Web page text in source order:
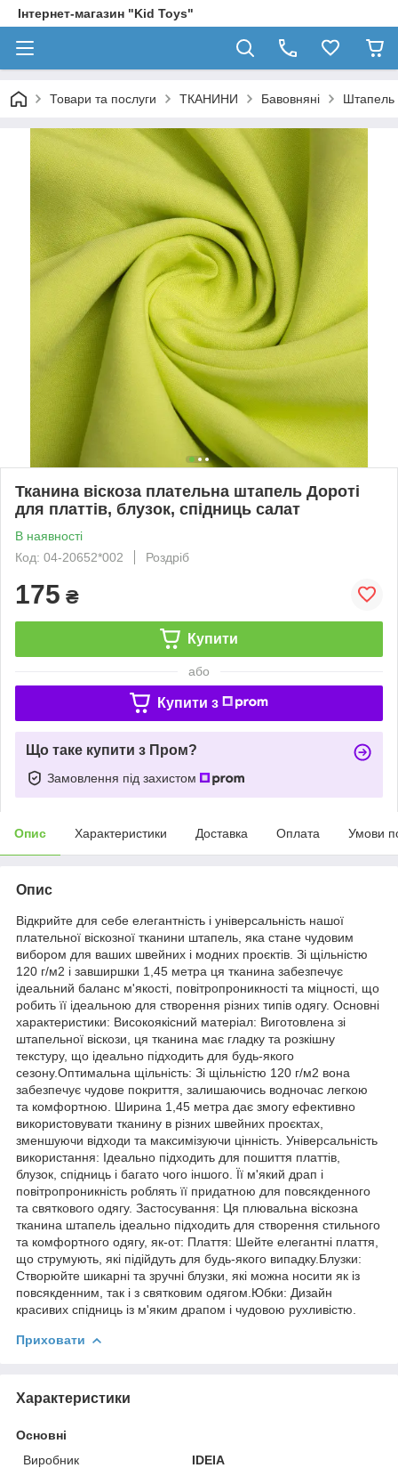
Інтернет-магазин "Kid Toys"
Товари та послуги ТКАНИНИ Бавовняні Штапель
Тканина віскоза плательна штапель Дороті
для платтів, блузок, спідниць салат
В наявності
Код: 04-20652*002
Роздріб
175 ₴
Купити
або
Купити з
Що таке купити з Пром?
Замовлення під захистом
Опис Характеристики Доставка Оплата Умови
Опис
Відкрийте для себе елегантність і універсальність нашої
плательної віскозної тканини штапель, яка стане чудовим
вибором для ваших швейних і модних проєктів. Зі щільністю
120 г/м2 і завширшки 1,45 метра ця тканина забезпечує
ідеальний баланс м'якості, повітропроникності та міцності, що
робить її ідеальною для створення різних типів одягу. Основні
характеристики: Високоякісний матеріал: Виготовлена зі
штапельної віскози, ця тканина має гладку та розкішну
текстуру, що ідеально підходить для будь-якого
сезону.Оптимальна щільність: Зі щільністю 120 г/м2 вона
забезпечує чудове покриття, залишаючись водночас легкою
та комфортною. Ширина 1,45 метра дає змогу ефективно
використовувати тканину в різних швейних проєктах,
зменшуючи відходи та максимізуючи цінність. Універсальність
використання: Ідеально підходить для пошиття платтів,
блузок, спідниць і багато чого іншого. Її м'який драп і
повітропроникність роблять її придатною для повсякденного
та святкового одягу. Застосування: Ця плювальна віскозна
тканина штапель ідеально підходить для створення стильного
та комфортного одягу, як-от: Плаття: Шейте елегантні плаття,
що струмують, які підійдуть для будь-якого випадку.Блузки:
Створюйте шикарні та зручні блузки, які можна носити як із
повсякденним, так і з святковим одягом.Юбки: Дизайн
красивих спідниць із м'яким драпом і чудовою рухливістю.
Приховати
Характеристики
Основні
Виробник
IDEIA